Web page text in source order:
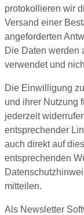
protokollieren wir
Versand einer
angeforderten
Die Daten werden
verwendet und
Die Einwilligung
und ihrer Nutzung
jederzeit
entsprechender
auch direkt auf
entsprechenden
mitteilen.
Als Newsletter